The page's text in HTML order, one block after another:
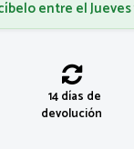
entre el
14 días de
devolución